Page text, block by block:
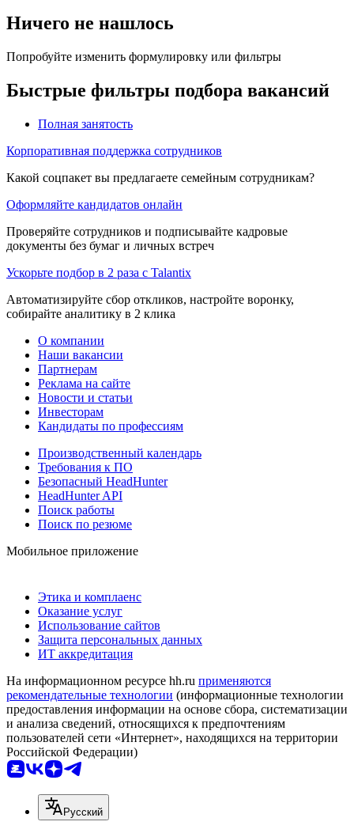
Ничего не нашлось
Попробуйте изменить формулировку или фильтры
Быстрые фильтры подбора вакансий
Полная занятость
Корпоративная поддержка сотрудников
Какой соцпакет вы предлагаете семейным сотрудникам?
Оформляйте кандидатов онлайн
Проверяйте сотрудников и подписывайте кадровые
документы без бумаг и личных встреч
Ускорьте подбор в 2 раза с Talantix
Автоматизируйте сбор откликов, настройте воронку,
собирайте аналитику в 2 клика
О компании
Наши вакансии
Партнерам
Реклама на сайте
Новости и статьи
Инвесторам
Кандидаты по профессиям
Производственный календарь
Требования к ПО
Безопасный HeadHunter
HeadHunter API
Поиск работы
Поиск по резюме
Мобильное приложение
Этика и комплаенс
Оказание услуг
Использование сайтов
Защита персональных данных
ИТ аккредитация
На информационном ресурсе hh.ru применяются
рекомендательные технологии (информационные технологии
предоставления информации на основе сбора, систематизации
и анализа сведений, относящихся к предпочтениям
пользователей сети «Интернет», находящихся на территории
Российской Федерации)
Русский